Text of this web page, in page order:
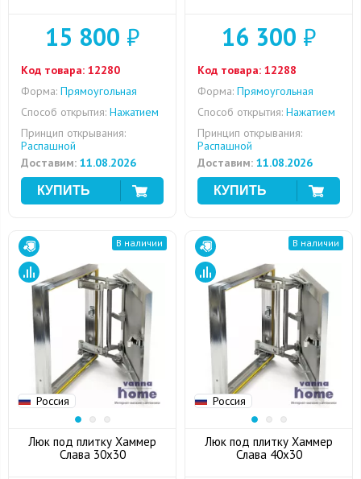
15 800 ₽
Код товара: 12280
Форма: Прямоугольная
Способ открытия: Нажатием
Принцип открывания:
Распашной
Доставим: 11.08.2026
16 300 ₽
Код товара: 12288
Форма: Прямоугольная
Способ открытия: Нажатием
Принцип открывания:
Распашной
Доставим: 11.08.2026
Россия
В наличии
Люк под плитку Хаммер
Слава 30x30
Россия
В наличии
Люк под плитку Хаммер
Слава 40x30